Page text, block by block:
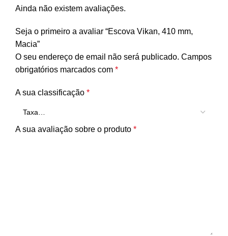
Ainda não existem avaliações.
Seja o primeiro a avaliar “Escova Vikan, 410 mm,
Macia”
O seu endereço de email não será publicado. Campos
obrigatórios marcados com *
A sua classificação *
A sua avaliação sobre o produto *